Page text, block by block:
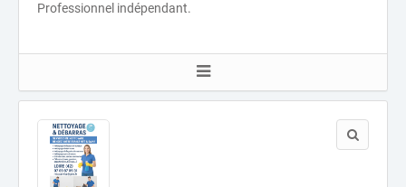
Professionnel indépendant.